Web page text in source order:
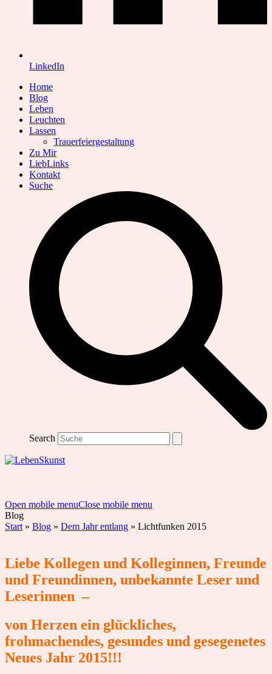
LinkedIn
Home
Blog
Leben
Leuchten
Lassen
Trauerfeiergestaltung
Zu Mir
LiebLinks
Kontakt
Suche
Search
Open mobile menuClose mobile menu
Blog
Start » Blog » Dem Jahr entlang » Lichtfunken 2015
Liebe Kollegen und Kolleginnen, Freunde
und Freundinnen, unbekannte Leser und
Leserinnen –
von Herzen ein glückliches,
frohmachendes, gesundes und gesegenetes
Neues Jahr 2015!!!